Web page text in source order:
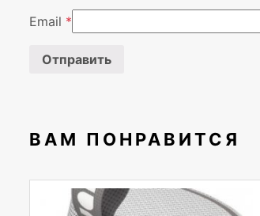
Email *
ВАМ ПОНРАВИТСЯ